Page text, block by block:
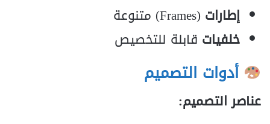
إطارات (Frames) متنوعة
خلفيات قابلة للتخصيص
أدوات التصميم
عناصر التصميم: